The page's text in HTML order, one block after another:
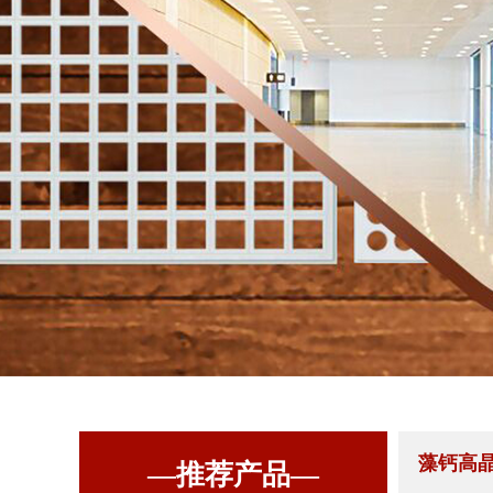
—推荐产品— 藻钙高